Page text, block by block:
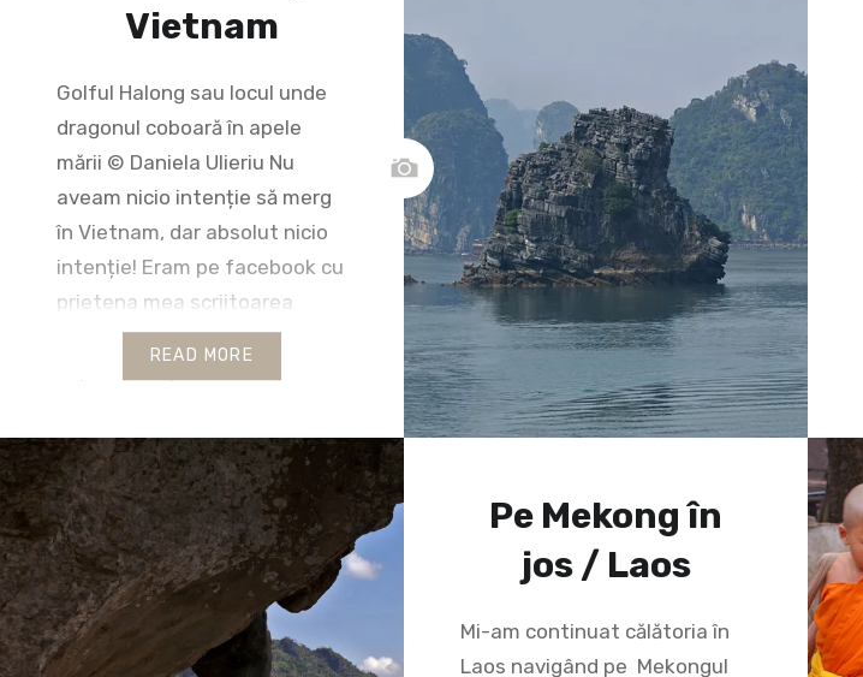
Durbar, plină…
Vietnam
Golful Halong sau locul unde
dragonul coboară în apele
mării © Daniela Ulieriu Nu
aveam nicio intenție să merg
în Vietnam, dar absolut nicio
intenție! Eram pe facebook cu
prietena mea scriitoarea
Doina Popescu și analizam
pentru coperta următoarei ei
cărți de nuvele. Eu cu o ușoara
preferința…
READ MORE
Pe Mekong în
jos / Laos
Mi-am continuat călătoria în
Laos navigând pe Mekongul